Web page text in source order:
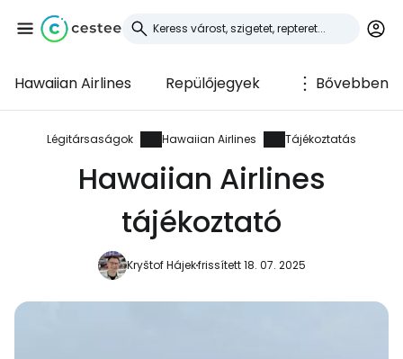
Hawaiian Airlines Repülőjegyek Bővebben
Légitársaságok Hawaiian Airlines Tájékoztatás
Hawaiian Airlines
tájékoztató
Kryštof Hájekfrissített 18. 07. 2025
Bejelentkezés a
Cestee-be
... az utazási közösség világszerte
Folytatás a Google-lal